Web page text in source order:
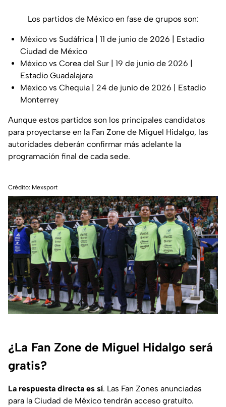
Los partidos de México en fase de grupos son:
México vs Sudáfrica | 11 de junio de 2026 | Estadio
Ciudad de México
México vs Corea del Sur | 19 de junio de 2026 |
Estadio Guadalajara
México vs Chequia | 24 de junio de 2026 | Estadio
Monterrey
Aunque estos partidos son los principales candidatos
para proyectarse en la Fan Zone de Miguel Hidalgo, las
autoridades deberán confirmar más adelante la
programación final de cada sede.
Crédito: Mexsport
¿La Fan Zone de Miguel Hidalgo será
gratis?
La respuesta directa es sí. Las Fan Zones anunciadas
para la Ciudad de México tendrán acceso gratuito.